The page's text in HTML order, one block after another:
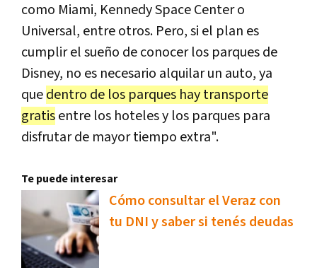
como Miami, Kennedy Space Center o
Universal, entre otros. Pero, si el plan es
cumplir el sueño de conocer los parques de
Disney, no es necesario alquilar un auto, ya
quedentro de los parques hay transporte
gratisentre los hoteles y los parques para
disfrutar de mayor tiempo extra".
Te puede interesar
Cómo consultar el Veraz con
tu DNI y saber si tenés deudas